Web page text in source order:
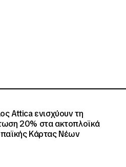
Attica ενισχύουν τη
20% στα ακτοπλοϊκά
Κάρτας Νέων